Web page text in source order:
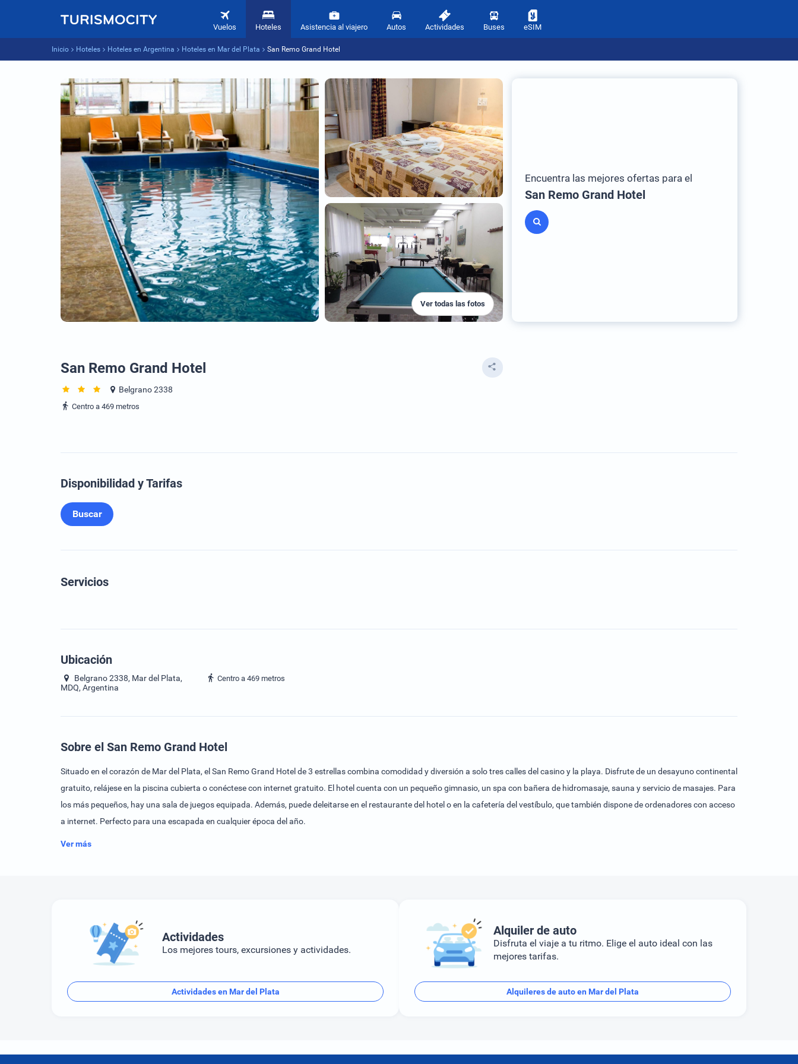
Vuelos Hoteles Asistencia al viajero Autos Actividades Buses eSIM
Inicio Hoteles Hoteles en Argentina Hoteles en Mar del Plata San Remo Grand Hotel
Ver todas las fotos
Encuentra las mejores ofertas para el
San Remo Grand Hotel
San Remo Grand Hotel
Belgrano 2338
Centro a 469 metros
Disponibilidad y Tarifas
Buscar
Servicios
Ubicación
Belgrano 2338, Mar del Plata,
MDQ, Argentina
Centro a 469 metros
Sobre el San Remo Grand Hotel
Situado en el corazón de Mar del Plata, el San Remo Grand Hotel de 3 estrellas combina comodidad y diversión a solo tres calles del casino y la playa. Disfrute de un desayuno continental
gratuito, relájese en la piscina cubierta o conéctese con internet gratuito. El hotel cuenta con un pequeño gimnasio, un spa con bañera de hidromasaje, sauna y servicio de masajes. Para
los más pequeños, hay una sala de juegos equipada. Además, puede deleitarse en el restaurante del hotel o en la cafetería del vestíbulo, que también dispone de ordenadores con acceso
a internet. Perfecto para una escapada en cualquier época del año.
Ver más
Actividades
Los mejores tours, excursiones y actividades.
Actividades en Mar del Plata
Alquiler de auto
Disfruta el viaje a tu ritmo. Elige el auto ideal con las
mejores tarifas.
Alquileres de auto en Mar del Plata